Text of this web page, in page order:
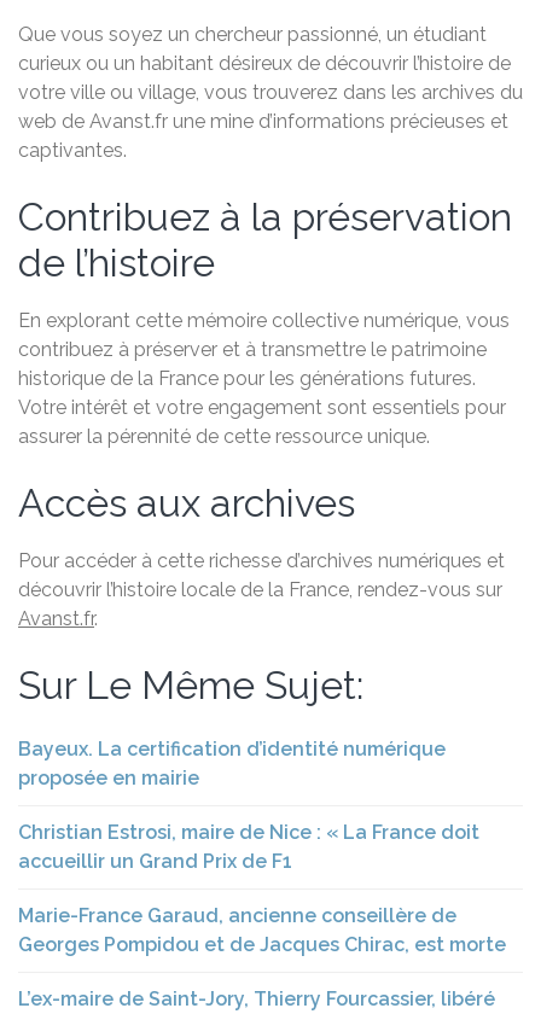
Que vous soyez un chercheur passionné, un étudiant
curieux ou un habitant désireux de découvrir l’histoire de
votre ville ou village, vous trouverez dans les archives du
web de Avanst.fr une mine d’informations précieuses et
captivantes.
Contribuez à la préservation
de l’histoire
En explorant cette mémoire collective numérique, vous
contribuez à préserver et à transmettre le patrimoine
historique de la France pour les générations futures.
Votre intérêt et votre engagement sont essentiels pour
assurer la pérennité de cette ressource unique.
Accès aux archives
Pour accéder à cette richesse d’archives numériques et
découvrir l’histoire locale de la France, rendez-vous sur
Avanst.fr.
Sur Le Même Sujet:
Bayeux. La certification d’identité numérique
proposée en mairie
Christian Estrosi, maire de Nice : « La France doit
accueillir un Grand Prix de F1
Marie-France Garaud, ancienne conseillère de
Georges Pompidou et de Jacques Chirac, est morte
L’ex-maire de Saint-Jory, Thierry Fourcassier, libéré